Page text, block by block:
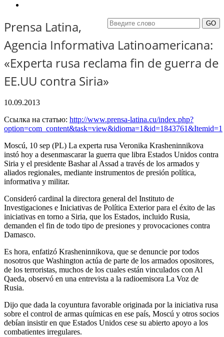
Prensa Latina,
Agencia Informativa Latinoamericana:
«Experta rusa reclama fin de guerra de
EE.UU contra Siria»
10.09.2013
Ссылка на статью: http://www.prensa-latina.cu/index.php?
option=com_content&task=view&idioma=1&id=1843761&Itemid=1
Moscú, 10 sep (PL) La experta rusa Veronika Krasheninnikova
instó hoy a desenmascarar la guerra que libra Estados Unidos contra
Siria y el presidente Bashar al Assad a través de los armados y
aliados regionales, mediante instrumentos de presión política,
informativa y militar.
Consideró cardinal la directora general del Instituto de
Investigaciones e Iniciativas de Política Exterior para el éxito de las
iniciativas en torno a Siria, que los Estados, incluido Rusia,
demanden el fin de todo tipo de presiones y provocaciones contra
Damasco.
Es hora, enfatizó Krasheninnikova, que se denuncie por todos
nosotros que Washington actúa de parte de los armados opositores,
de los terroristas, muchos de los cuales están vinculados con Al
Qaeda, observó en una entrevista a la radioemisora La Voz de
Rusia.
Dijo que dada la coyuntura favorable originada por la iniciativa rusa
sobre el control de armas químicas en ese país, Moscú y otros socios
debían insistir en que Estados Unidos cese su abierto apoyo a los
combatientes irregulares.